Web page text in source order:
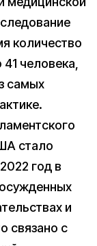
количество
человека,
самых
стало
год в
и
связано с